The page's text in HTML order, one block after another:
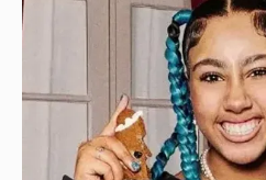
13-летняя дочь Ким
Уэста выпустила
после отмены своего